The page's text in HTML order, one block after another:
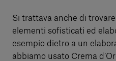
Si trattava anche di
elementi sofisticati ed
esempio dietro a un
abbiamo usato Crema